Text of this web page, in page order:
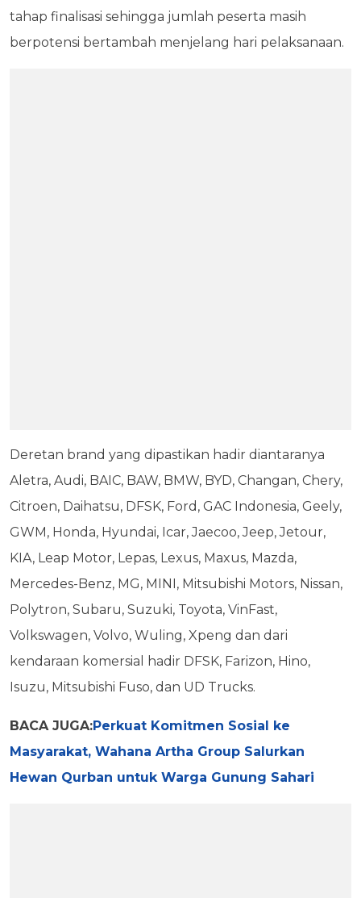
tahap finalisasi sehingga jumlah peserta masih
berpotensi bertambah menjelang hari pelaksanaan.
Deretan brand yang dipastikan hadir diantaranya
Aletra, Audi, BAIC, BAW, BMW, BYD, Changan, Chery,
Citroen, Daihatsu, DFSK, Ford, GAC Indonesia, Geely,
GWM, Honda, Hyundai, Icar, Jaecoo, Jeep, Jetour,
KIA, Leap Motor, Lepas, Lexus, Maxus, Mazda,
Mercedes-Benz, MG, MINI, Mitsubishi Motors, Nissan,
Polytron, Subaru, Suzuki, Toyota, VinFast,
Volkswagen, Volvo, Wuling, Xpeng dan dari
kendaraan komersial hadir DFSK, Farizon, Hino,
Isuzu, Mitsubishi Fuso, dan UD Trucks.
BACA JUGA:Perkuat Komitmen Sosial ke
Masyarakat, Wahana Artha Group Salurkan
Hewan Qurban untuk Warga Gunung Sahari